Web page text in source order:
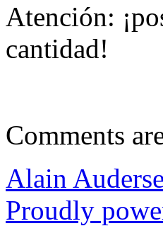
Atención:
cantidad!
Comments
Alain
Proudly